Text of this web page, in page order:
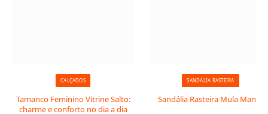
CALÇADOS
Tamanco Feminino Vitrine Salto:
charme e conforto no dia a dia
SANDÁLIA RASTEIRA
Sandália Rasteira Mula Manca